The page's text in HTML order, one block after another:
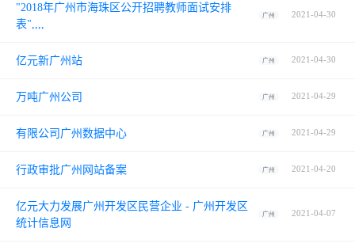
"2018年广州市海珠区公开招聘教师面试安排
表",,,,
广州 2021-04-30
亿元新广州站 广州 2021-04-30
万吨广州公司 广州 2021-04-29
有限公司广州数据中心 广州 2021-04-29
行政审批广州网站备案 广州 2021-04-20
亿元大力发展广州开发区民营企业 - 广州开发区
统计信息网
广州 2021-04-07